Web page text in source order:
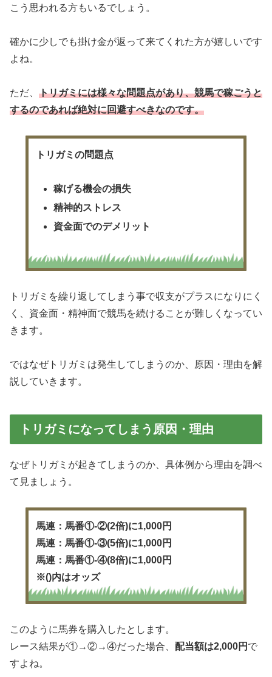
こう思われる方もいるでしょう。
確かに少しでも掛け金が返って来てくれた方が嬉しいです
よね。
ただ、 トリガミには様々な問題点があり、競馬で稼ごうと
するのであれば絶対に回避すべきなのです。
トリガミの問題点
稼げる機会の損失
精神的ストレス
資金面でのデメリット
トリガミを繰り返してしまう事で収支がプラスになりにく
く、資金面・精神面で競馬を続けることが難しくなってい
きます。
ではなぜトリガミは発生してしまうのか、原因・理由を解
説していきます。
トリガミになってしまう原因・理由
なぜトリガミが起きてしまうのか、具体例から理由を調べ
て見ましょう。
馬連：馬番①-②(2倍)に1,000円
馬連：馬番①-③(5倍)に1,000円
馬連：馬番①-④(8倍)に1,000円
※()内はオッズ
このように馬券を購入したとします。
レース結果が①→②→④だった場合、 配当額は2,000円 で
すよね。